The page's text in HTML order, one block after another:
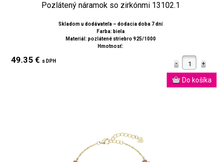
Pozlátený náramok so zirkónmi 13102.1
Skladom u dodávateľa – dodacia doba 7 dní
Farba: biela
Materiál: pozlátené striebro 925/1000
Hmotnosť:
49.35 € s DPH